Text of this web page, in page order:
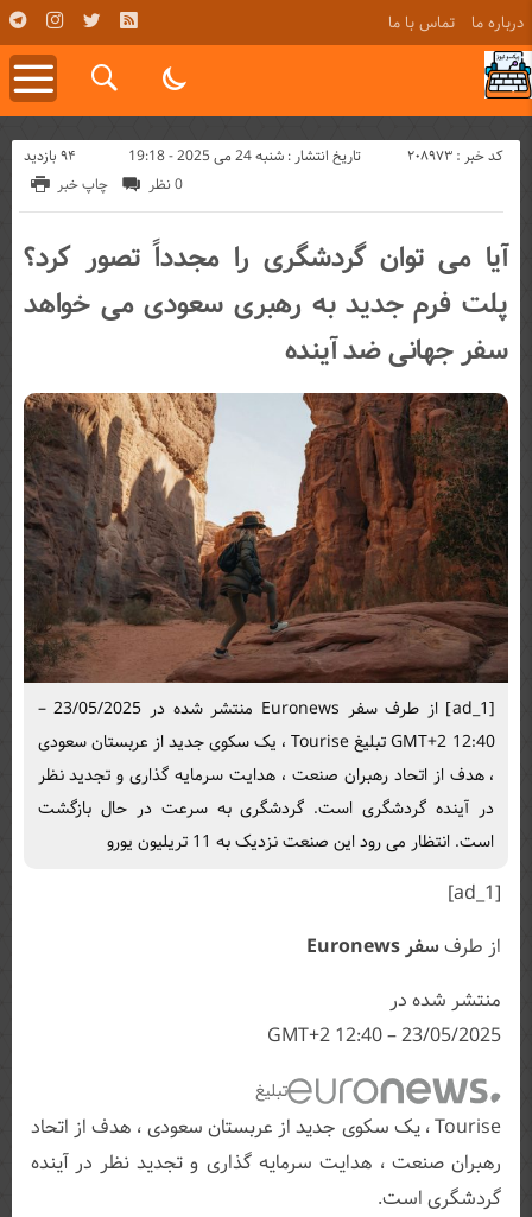
درباره ما تماس با ما
تاریخ انتشار : شنبه 24 می 2025 - 19:18 94 بازدید کد خبر : 208973
چاپ خبر 0 نظر
آیا می توان گردشگری را مجدداً تصور کرد؟
پلت فرم جدید به رهبری سعودی می خواهد
سفر جهانی ضد آینده
[ad_1] از طرف سفر Euronews منتشر شده در 23/05/2025 –
12:40 GMT+2 تبلیغ Tourise ، یک سکوی جدید از عربستان سعودی
، هدف از اتحاد رهبران صنعت ، هدایت سرمایه گذاری و تجدید نظر
در آینده گردشگری است. گردشگری به سرعت در حال بازگشت
است. انتظار می رود این صنعت نزدیک به 11 تریلیون یورو
[ad_1]
از طرفسفر Euronews
منتشر شده در
23/05/2025 – 12:40 GMT+2
تبلیغ
Tourise ، یک سکوی جدید از عربستان سعودی ، هدف از اتحاد
رهبران صنعت ، هدایت سرمایه گذاری و تجدید نظر در آینده
گردشگری است.